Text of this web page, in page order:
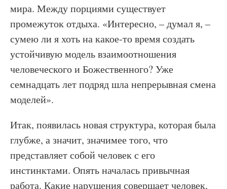
мира. Между порциями существует
промежуток отдыха. «Интересно, – думал я, –
сумею ли я хоть на какое-то время создать
устойчивую модель взаимоотношения
человеческого и Божественного? Уже
семнадцать лет подряд шла непрерывная смена
моделей».
Итак, появилась новая структура, которая была
глубже, а значит, значимее того, что
представляет собой человек с его
инстинктами. Опять началась привычная
работа. Какие нарушения совершает человек,